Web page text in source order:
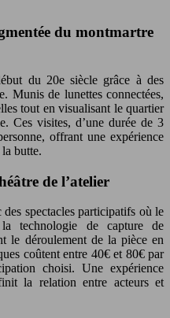
du montmartre
du 20e siècle grâce à des
Munis de lunettes connectées,
tout en visualisant le quartier
Ces visites, d’une durée de 3
offrant une expérience
butte.
de l’atelier
spectacles participatifs où le
technologie de capture de
le déroulement de la pièce en
coûtent entre 40€ et 80€ par
choisi. Une expérience
la relation entre acteurs et